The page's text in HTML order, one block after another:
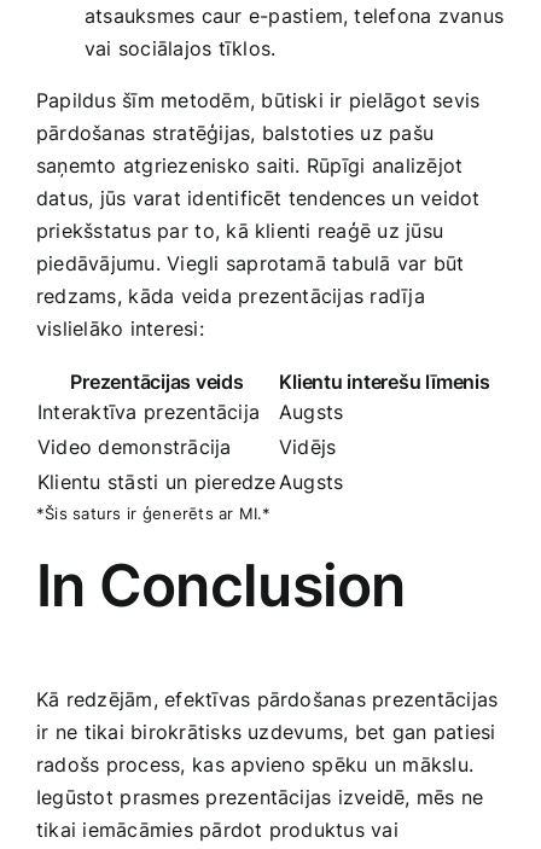
atsauksmes caur e-pastiem, telefona​ zvanus‌
vai sociālajos‌ tīklos.
Papildus šīm metodēm, ‍būtiski ir pielāgot sevis
pārdošanas stratēģijas, balstoties uz pašu
saņemto atgriezenisko‍ saiti. Rūpīgi⁣ analizējot
datus, jūs varat identificēt‌ tendences un veidot
priekšstatus par⁢ to, ‌kā klienti reaģē uz jūsu
piedāvājumu. Viegli saprotamā ‍tabulā​ var būt
redzams, ⁣kāda veida prezentācijas radīja
vislielāko‍ interesi:
Prezentācijas veids
Klientu interešu ‌līmenis
Interaktīva⁣ prezentācija
Augsts
Video demonstrācija
Vidējs
Klientu stāsti ⁤un pieredzeAugsts
*Šis saturs ⁤ir ģenerēts ar MI.*
In Conclusion
Kā redzējām, efektīvas pārdošanas prezentācijas
ir ⁤ne tikai birokrātisks uzdevums,⁣ bet gan ​patiesi
radošs process, ⁤kas⁢ apvieno ​spēku un mākslu. ​
Iegūstot⁣ prasmes prezentācijas​ izveidē, mēs ne
tikai iemācāmies pārdot produktus ‍vai